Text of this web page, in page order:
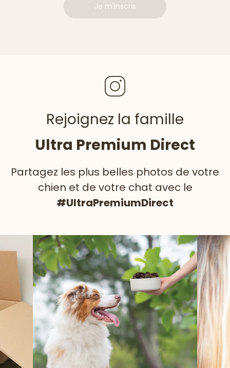
Je m'inscris
Rejoignez la famille
Ultra Premium Direct
Partagez les plus belles photos de votre
chien et de votre chat avec le
#UltraPremiumDirect